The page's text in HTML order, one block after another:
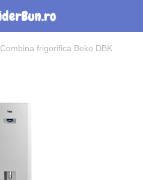
Combina frigorifica Beko DBK